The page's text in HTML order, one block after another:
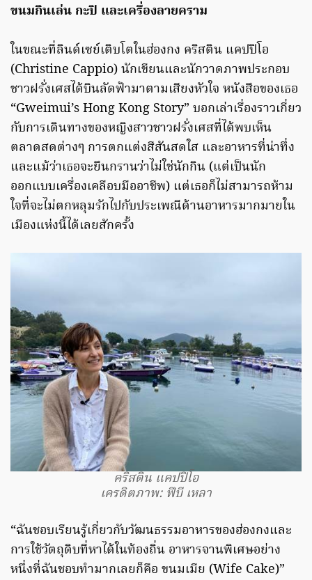
ขนมกินเล่น กะปิ และเครื่องลายคราม
ในขณะที่ลินด์เซย์เติบโตในฮ่องกง คริสติน แคปปิโอ
(Christine Cappio) นักเขียนและนักวาดภาพประกอบ
ชาวฝรั่งเศสได้บินลัดฟ้ามาตามเสียงหัวใจ หนังสือของเธอ
“Gweimui’s Hong Kong Story” บอกเล่าเรื่องราวเกี่ยว
กับการเดินทางของหญิงสาวชาวฝรั่งเศสที่ได้พบเห็น
ตลาดสดต่างๆ การตกแต่งสีสันสดใส และอาหารที่น่าทึ่ง
และแม้ว่าเธอจะยืนกรานว่าไม่ใช่นักกิน (แต่เป็นนัก
ออกแบบเครื่องเคลือบมืออาชีพ) แต่เธอก็ไม่สามารถห้าม
ใจที่จะไม่ตกหลุมรักไปกับประเพณีด้านอาหารมากมายใน
เมืองแห่งนี้ได้เลยสักครั้ง
คริสติน แคปปิโอ
เครดิตภาพ: ฟีบี เหลา
“ฉันชอบเรียนรู้เกี่ยวกับวัฒนธรรมอาหารของฮ่องกงและ
การใช้วัตถุดิบที่หาได้ในท้องถิ่น อาหารจานพิเศษอย่าง
หนึ่งที่ฉันชอบทำมากเลยก็คือ ขนมเมีย (Wife Cake)”